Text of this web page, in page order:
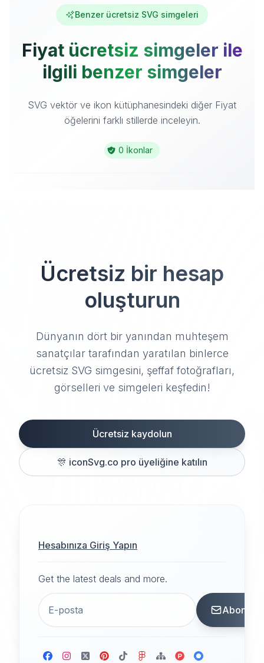
Benzer ücretsiz SVG simgeleri
Fiyat ücretsiz simgeler ile
ilgili benzer simgeler
SVG vektör ve ikon kütüphanesindeki diğer Fiyat
öğelerini farklı stillerde inceleyin.
0 İkonlar
Ücretsiz bir hesap
oluşturun
Dünyanın dört bir yanından muhteşem
sanatçılar tarafından yaratılan binlerce
ücretsiz SVG simgesini, şeffaf fotoğrafları,
görselleri ve simgeleri keşfedin!
Ücretsiz kaydolun
🎊 iconSvg.co pro üyeliğine katılın
Hesabınıza Giriş Yapın
Get the latest deals and more.
Abone